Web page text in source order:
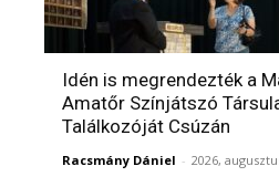
Idén is megrendezték a
Amatőr Színjátszó
Találkozóját Csúzán
Racsmány Dániel - 2026,